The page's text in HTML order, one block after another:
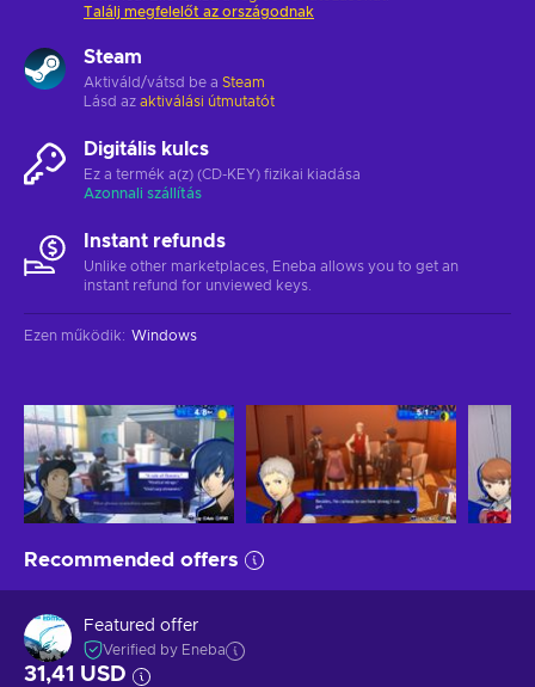
Találj megfelelőt az országodnak
Steam
Aktiváld/vátsd be a Steam
Lásd az aktiválási útmutatót
Digitális kulcs
Ez a termék a(z) (CD-KEY) fizikai kiadása
Azonnali szállítás
Instant refunds
Unlike other marketplaces, Eneba allows you to get an
instant refund for unviewed keys.
Ezen működik: Windows
Recommended offers
Featured offer
Verified by Eneba
31,41 USD